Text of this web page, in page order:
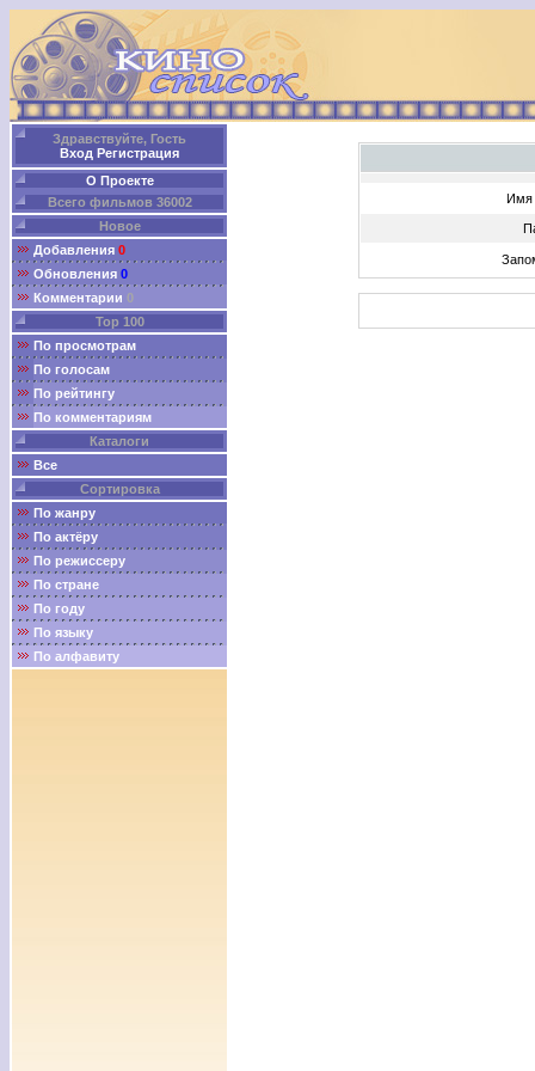
Здравствуйте, Гость
Вход Регистрация
О Проекте
Всего фильмов 36002
Новое
Добавления 0
Обновления 0
Комментарии 0
Top 100
По просмотрам
По голосам
По рейтингу
По комментариям
Каталоги
Все
Сортировка
По жанру
По актёру
По режиссеру
По стране
По году
По языку
По алфавиту
Имя